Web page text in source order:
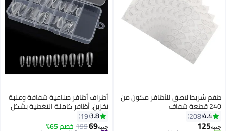
طقم شريط لاصق للأظافر مكون من
240 قطعة شفاف
4.4
208
جنيه125
أطراف أظافر صناعية شفافة وعلبة
تخزين، أظافر كاملة التغطية بشكل
كوفن بـ10 مقاسات مختلفة
لصالونات التجميل وتزيين الأظافر
3.8
19
جنيه69
199 خصم 65% #14 في أظافر مزيفة لاصقة